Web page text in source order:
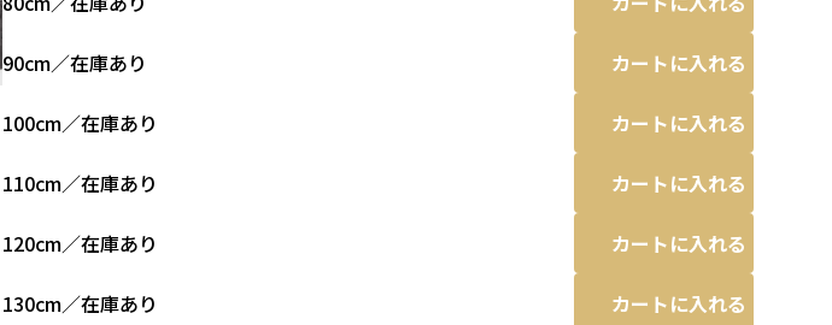
90cm／在庫あり カートに入れる
100cm／在庫あり カートに入れる
110cm／在庫あり カートに入れる
120cm／在庫あり カートに入れる
130cm／在庫あり カートに入れる